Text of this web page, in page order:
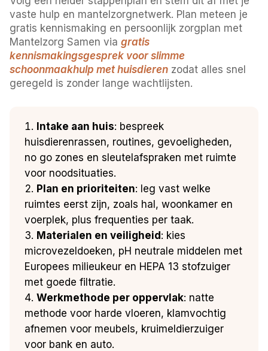
vaste hulp en mantelzorgnetwerk. Plan meteen je
gratis kennismaking en persoonlijk zorgplan met
Mantelzorg Samen viagratis
kennismakingsgesprek voor slimme
schoonmaakhulp met huisdieren zodat alles snel
geregeld is zonder lange wachtlijsten.
Intake aan huis: bespreek
huisdierenrassen, routines, gevoeligheden,
no go zones en sleutelafspraken met ruimte
voor noodsituaties.
Plan en prioriteiten: leg vast welke
ruimtes eerst zijn, zoals hal, woonkamer en
voerplek, plus frequenties per taak.
Materialen en veiligheid: kies
microvezeldoeken, pH neutrale middelen met
Europees milieukeur en HEPA 13 stofzuiger
met goede filtratie.
Werkmethode per oppervlak: natte
methode voor harde vloeren, klamvochtig
afnemen voor meubels, kruimeldierzuiger
voor bank en auto.